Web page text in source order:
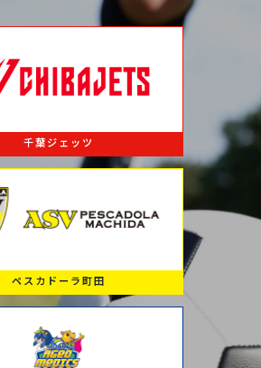
千葉ジェッツ
ペスカドーラ町田